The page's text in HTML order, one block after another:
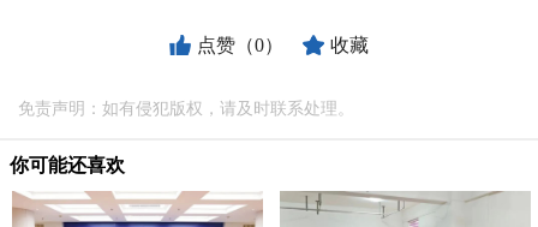
点赞（0） 收藏
免责声明：如有侵犯版权，请及时联系处理。
你可能还喜欢